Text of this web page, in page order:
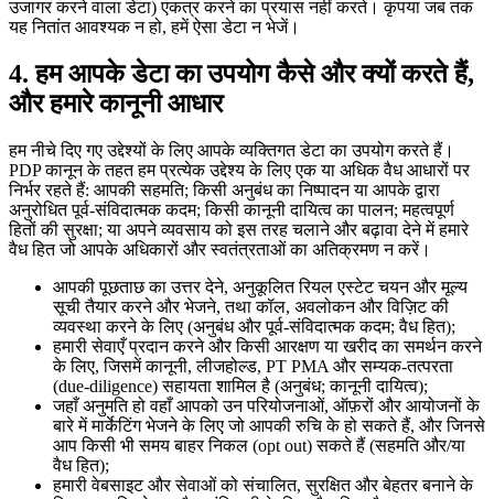
उजागर करने वाला डेटा) एकत्र करने का प्रयास नहीं करते। कृपया जब तक
यह नितांत आवश्यक न हो, हमें ऐसा डेटा न भेजें।
4. हम आपके डेटा का उपयोग कैसे और क्यों करते हैं,
और हमारे कानूनी आधार
हम नीचे दिए गए उद्देश्यों के लिए आपके व्यक्तिगत डेटा का उपयोग करते हैं।
PDP कानून के तहत हम प्रत्येक उद्देश्य के लिए एक या अधिक वैध आधारों पर
निर्भर रहते हैं: आपकी सहमति; किसी अनुबंध का निष्पादन या आपके द्वारा
अनुरोधित पूर्व-संविदात्मक कदम; किसी कानूनी दायित्व का पालन; महत्वपूर्ण
हितों की सुरक्षा; या अपने व्यवसाय को इस तरह चलाने और बढ़ावा देने में हमारे
वैध हित जो आपके अधिकारों और स्वतंत्रताओं का अतिक्रमण न करें।
आपकी पूछताछ का उत्तर देने, अनुकूलित रियल एस्टेट चयन और मूल्य
सूची तैयार करने और भेजने, तथा कॉल, अवलोकन और विज़िट की
व्यवस्था करने के लिए (अनुबंध और पूर्व-संविदात्मक कदम; वैध हित);
हमारी सेवाएँ प्रदान करने और किसी आरक्षण या खरीद का समर्थन करने
के लिए, जिसमें कानूनी, लीजहोल्ड, PT PMA और सम्यक-तत्परता
(due-diligence) सहायता शामिल है (अनुबंध; कानूनी दायित्व);
जहाँ अनुमति हो वहाँ आपको उन परियोजनाओं, ऑफ़रों और आयोजनों के
बारे में मार्केटिंग भेजने के लिए जो आपकी रुचि के हो सकते हैं, और जिनसे
आप किसी भी समय बाहर निकल (opt out) सकते हैं (सहमति और/या
वैध हित);
हमारी वेबसाइट और सेवाओं को संचालित, सुरक्षित और बेहतर बनाने के